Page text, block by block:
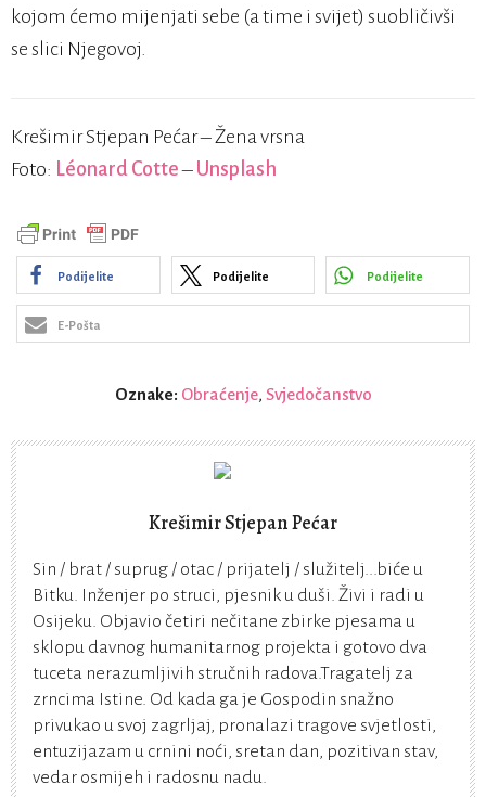
kojom ćemo mijenjati sebe (a time i svijet) suobličivši
se slici Njegovoj.
Krešimir Stjepan Pećar – Žena vrsna
Foto: Léonard Cotte– Unsplash
Podijelite Podijelite Podijelite
E-Pošta
Oznake: Obraćenje, Svjedočanstvo
Krešimir Stjepan Pećar
Sin / brat / suprug / otac / prijatelj / služitelj...biće u
Bitku. Inženjer po struci, pjesnik u duši. Živi i radi u
Osijeku. Objavio četiri nečitane zbirke pjesama u
sklopu davnog humanitarnog projekta i gotovo dva
tuceta nerazumljivih stručnih radova.Tragatelj za
zrncima Istine. Od kada ga je Gospodin snažno
privukao u svoj zagrljaj, pronalazi tragove svjetlosti,
entuzijazam u crnini noći, sretan dan, pozitivan stav,
vedar osmijeh i radosnu nadu.